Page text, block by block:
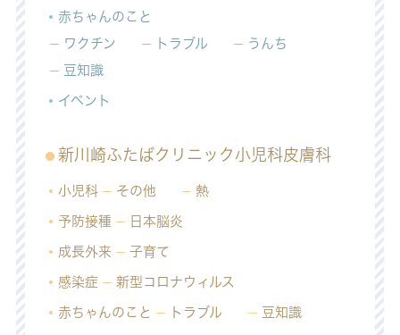
赤ちゃんのこと
ワクチン
トラブル
うんち
豆知識
イベント
新川崎ふたばクリニック小児科皮膚科
小児科 その他 熱
予防接種 日本脳炎
成長外来 子育て
感染症 新型コロナウィルス
赤ちゃんのこと トラブル 豆知識